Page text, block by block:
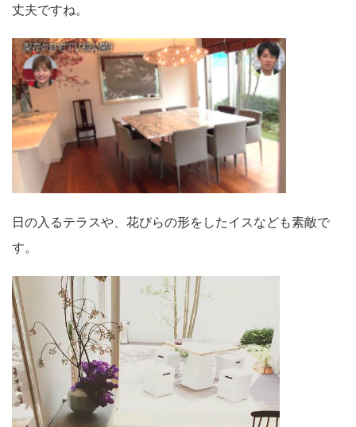
丈夫ですね。
日の入るテラスや、花びらの形をしたイスなども素敵で
す。